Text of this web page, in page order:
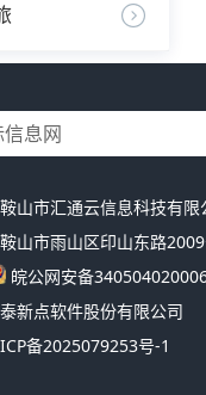
息网
山市汇通云信息科技有限
山市雨山区印山东路
皖公网安备
新点软件股份有限公司
备2025079253号-1